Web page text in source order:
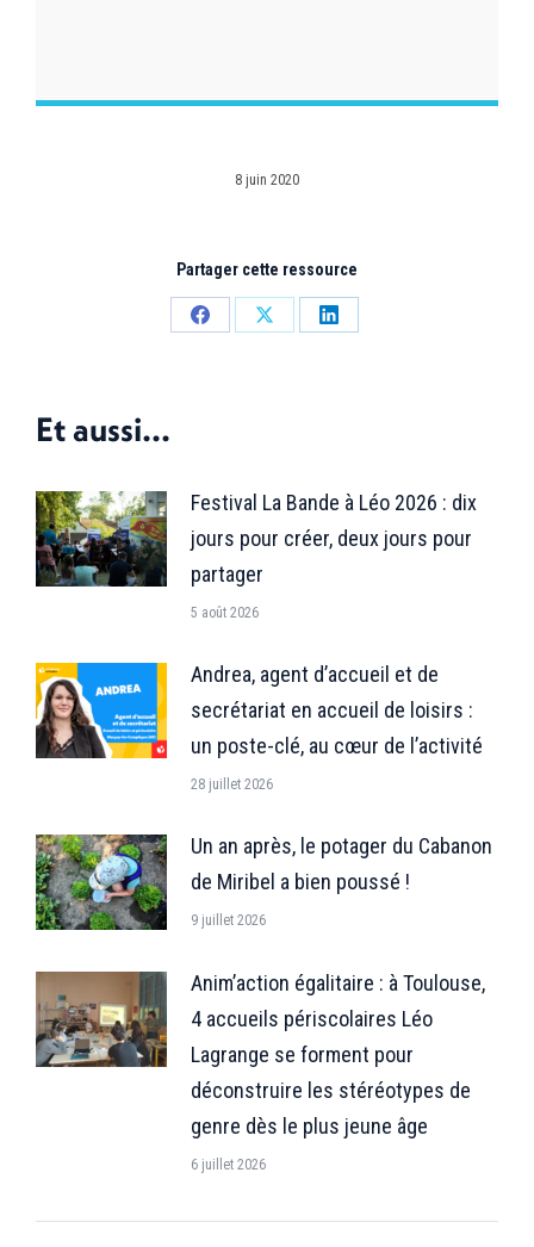
8 juin 2020
Partager cette ressource
PartagerPartagerPartager
Et aussi...
Festival La Bande à Léo 2026 : dix
jours pour créer, deux jours pour
partager
5 août 2026
Andrea, agent d’accueil et de
secrétariat en accueil de loisirs :
un poste-clé, au cœur de l’activité
28 juillet 2026
Un an après, le potager du Cabanon
de Miribel a bien poussé !
9 juillet 2026
Anim’action égalitaire : à Toulouse,
4 accueils périscolaires Léo
Lagrange se forment pour
déconstruire les stéréotypes de
genre dès le plus jeune âge
6 juillet 2026